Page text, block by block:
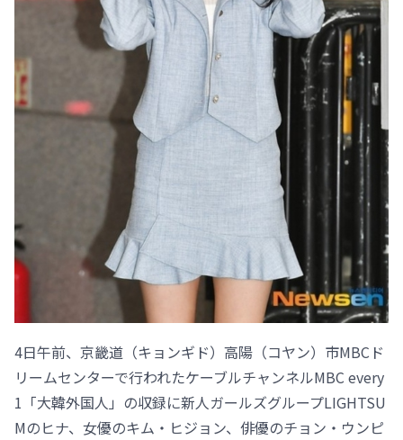
4日午前、京畿道（キョンギド）高陽（コヤン）市MBCド
リームセンターで行われたケーブルチャンネルMBC every
1「大韓外国人」の収録に新人ガールズグループLIGHTSU
Mのヒナ、女優のキム・ヒジョン、俳優のチョン・ウンピ